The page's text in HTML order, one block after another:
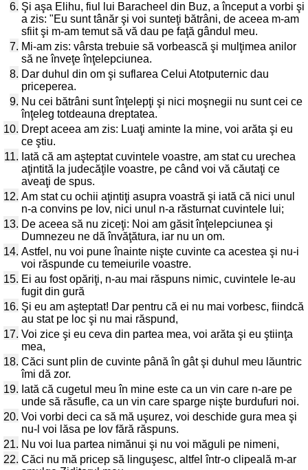
6. Şi aşa Elihu, fiul lui Baracheel din Buz, a început a vorbi şi
a zis: "Eu sunt tânăr şi voi sunteţi bătrâni, de aceea m-am
sfiit şi m-am temut să vă dau pe faţă gândul meu.
7. Mi-am zis: vârsta trebuie să vorbească şi mulţimea anilor
să ne înveţe înţelepciunea.
8. Dar duhul din om şi suflarea Celui Atotputernic dau
priceperea.
9. Nu cei bătrâni sunt înţelepţi şi nici moşnegii nu sunt cei ce
înţeleg totdeauna dreptatea.
10. Drept aceea am zis: Luaţi aminte la mine, voi arăta şi eu
ce ştiu.
11. Iată că am aşteptat cuvintele voastre, am stat cu urechea
aţintită la judecăţile voastre, pe când voi vă căutaţi ce
aveaţi de spus.
12. Am stat cu ochii aţintiţi asupra voastră şi iată că nici unul
n-a convins pe Iov, nici unul n-a răsturnat cuvintele lui;
13. De aceea să nu ziceţi: Noi am găsit înţelepciunea şi
Dumnezeu ne dă învăţătura, iar nu un om.
14. Astfel, nu voi pune înainte nişte cuvinte ca acestea şi nu-i
voi răspunde cu temeiurile voastre.
15. Ei au fost opăriţi, n-au mai răspuns nimic, cuvintele le-au
fugit din gură
16. Şi eu am aşteptat! Dar pentru că ei nu mai vorbesc, fiindcă
au stat pe loc şi nu mai răspund,
17. Voi zice şi eu ceva din partea mea, voi arăta şi eu ştiinţa
mea,
18. Căci sunt plin de cuvinte până în gât şi duhul meu lăuntric
îmi dă zor.
19. Iată că cugetul meu în mine este ca un vin care n-are pe
unde să răsufle, ca un vin care sparge nişte burdufuri noi.
20. Voi vorbi deci ca să mă uşurez, voi deschide gura mea şi
nu-l voi lăsa pe Iov fără răspuns.
21. Nu voi lua partea nimănui şi nu voi măguli pe nimeni,
22. Căci nu mă pricep să linguşesc, altfel într-o clipeală m-ar